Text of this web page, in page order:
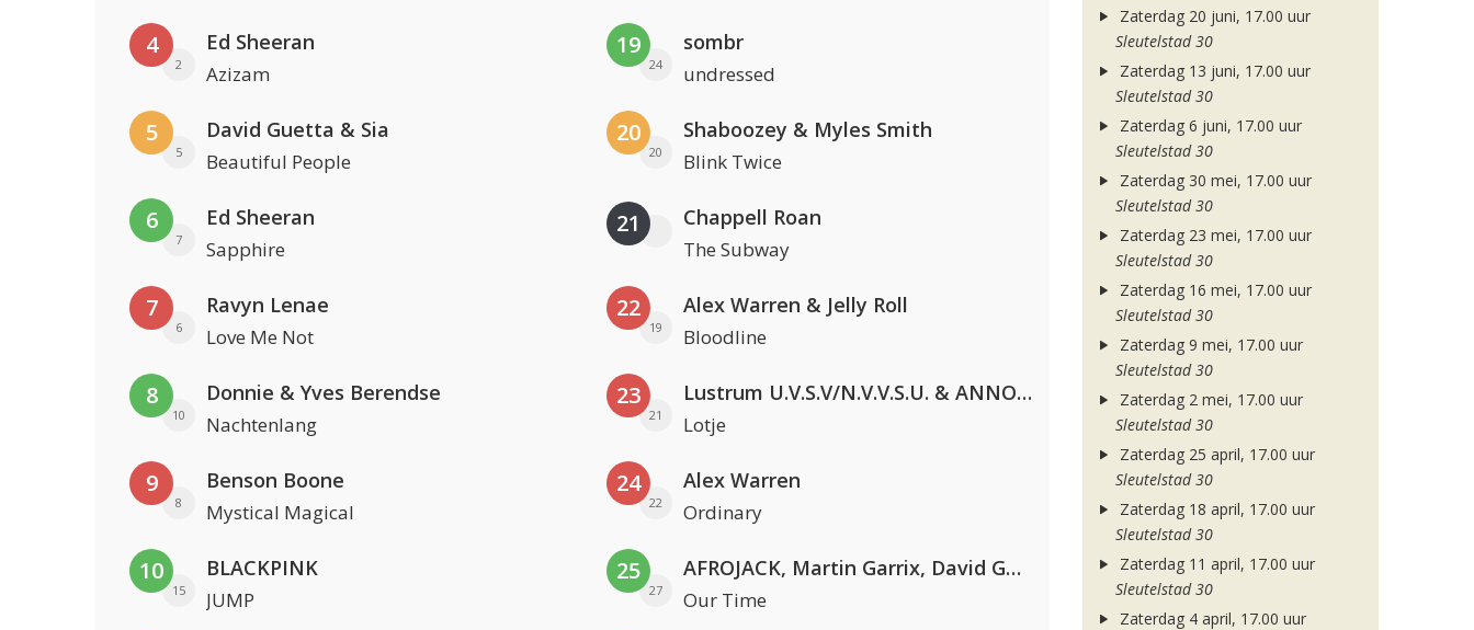
4
2
Ed Sheeran
Azizam
5
5
David Guetta & Sia
Beautiful People
6
7
Ed Sheeran
Sapphire
7
6
Ravyn Lenae
Love Me Not
8
10
Donnie & Yves Berendse
Nachtenlang
9
8
Benson Boone
Mystical Magical
10
15
BLACKPINK
JUMP
19
24
sombr
undressed
20
20
Shaboozey & Myles Smith
Blink Twice
21 Chappell Roan
The Subway
22
19
Alex Warren & Jelly Roll
Bloodline
23
21
Lustrum U.V.S.V/N.V.V.S.U. & ANNO ONS & Jopke van Dobbenburgh & Roeland Beelen
Lotje
24
22
Alex Warren
Ordinary
25
27
AFROJACK, Martin Garrix, David Guetta & Amél
Our Time
Zaterdag 20 juni, 17.00 uur
Sleutelstad 30
Zaterdag 13 juni, 17.00 uur
Sleutelstad 30
Zaterdag 6 juni, 17.00 uur
Sleutelstad 30
Zaterdag 30 mei, 17.00 uur
Sleutelstad 30
Zaterdag 23 mei, 17.00 uur
Sleutelstad 30
Zaterdag 16 mei, 17.00 uur
Sleutelstad 30
Zaterdag 9 mei, 17.00 uur
Sleutelstad 30
Zaterdag 2 mei, 17.00 uur
Sleutelstad 30
Zaterdag 25 april, 17.00 uur
Sleutelstad 30
Zaterdag 18 april, 17.00 uur
Sleutelstad 30
Zaterdag 11 april, 17.00 uur
Sleutelstad 30
Zaterdag 4 april, 17.00 uur